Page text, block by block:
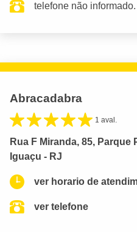
telefone não informado.
Abracadabra
1 aval.
Rua F Miranda, 85, Parque
Iguaçu - RJ
ver horario de
ver telefone